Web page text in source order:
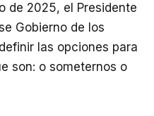
de 2025, el Presidente
Gobierno de los
las opciones para
son: o someternos o